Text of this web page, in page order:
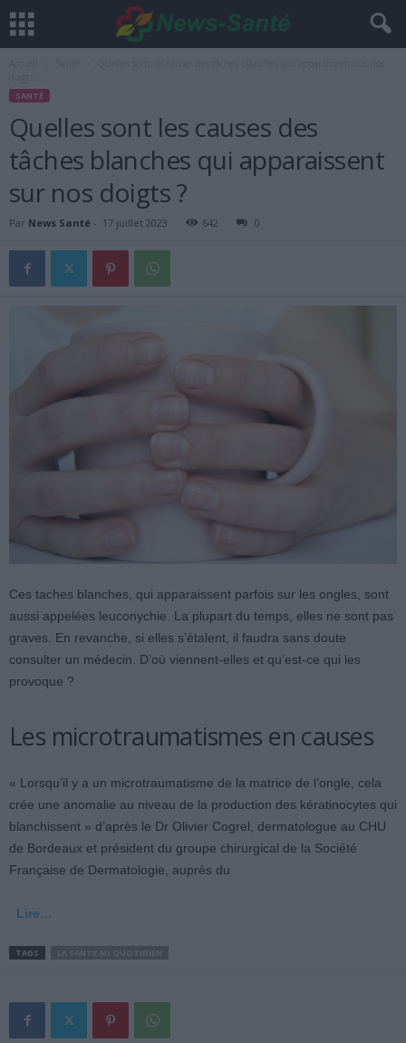
SANTÉ
Quelles sont les causes des
tâches blanches qui apparaissent
sur nos doigts ?
Par News Santé - 17 juillet 2023 642 0
Ces taches blanches, qui apparaissent parfois sur les ongles, sont
aussi appelées leuconychie. La plupart du temps, elles ne sont pas
graves. En revanche, si elles s’étalent, il faudra sans doute
consulter un médecin. D’où viennent-elles et qu’est-ce qui les
provoque ?
Les microtraumatismes en causes
« Lorsqu’il y a un microtraumatisme de la matrice de l’ongle, cela
crée une anomalie au niveau de la production des kératinocytes qui
blanchissent » d’après le Dr Olivier Cogrel, dermatologue au CHU
de Bordeaux et président du groupe chirurgical de la Société
Française de Dermatologie, auprès du
Lire…
TAGS